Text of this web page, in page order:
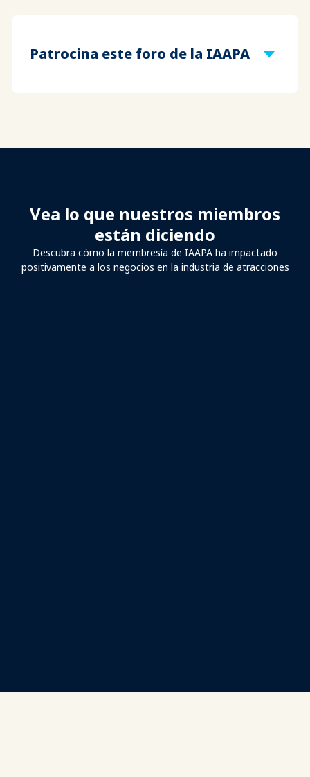
Patrocina este foro de la IAAPA
Vea lo que nuestros miembros
están diciendo
Descubra cómo la membresía de IAAPA ha impactado
positivamente a los negocios en la industria de atracciones